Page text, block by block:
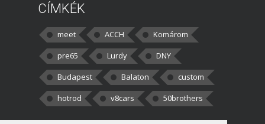
CÍMKÉK
meet ACCH
Komárom
pre65
Lurdy
DNY
Budapest
Balaton
custom
hotrod
v8cars 50brothers